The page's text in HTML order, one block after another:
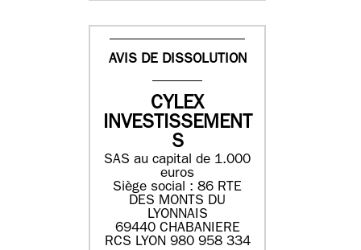
AVIS DE DISSOLUTION
CYLEX
INVESTISSEMENT
S
SAS au capital de 1.000
euros
Siège social : 86 RTE
DES MONTS DU
LYONNAIS
69440 CHABANIERE
RCS LYON 980 958 334